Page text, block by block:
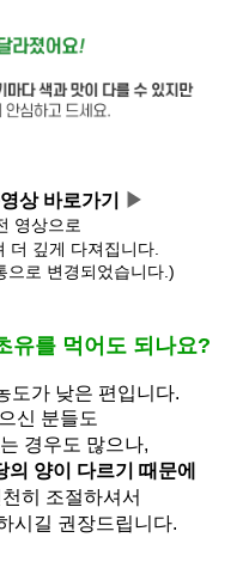
상 바로가기 ▶
영상으로
더 깊게 다져집니다.
으로 변경되었습니다.)
유를 먹어도 되나요?
도가 낮은 편입니다.
신 분들도
경우도 많으나,
양이 다르기 때문에
히 조절하셔서
시길 권장드립니다.